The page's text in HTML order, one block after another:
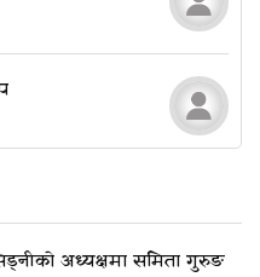
अध्यक्षमा समिता गुरुङ